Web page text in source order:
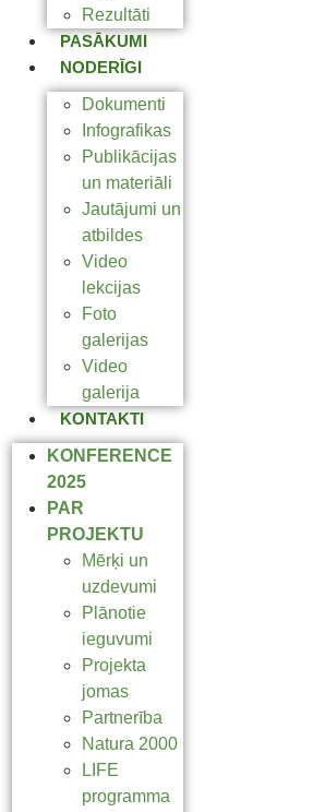
Rezultāti
PASĀKUMI
NODERĪGI
Dokumenti
Infografikas
Publikācijas
un materiāli
Jautājumi un
atbildes
Video
lekcijas
Foto
galerijas
Video
galerija
KONTAKTI
KONFERENCE
2025
PAR
PROJEKTU
Mērķi un
uzdevumi
Plānotie
ieguvumi
Projekta
jomas
Partnerība
Natura 2000
LIFE
programma